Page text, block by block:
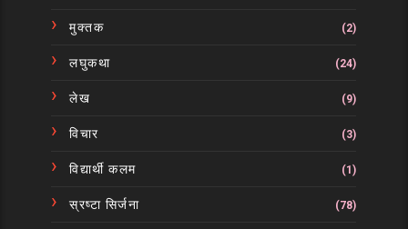
मुक्तक (2)
लघुकथा (24)
लेख (9)
विचार (3)
विद्यार्थी कलम (1)
स्रष्टा सिर्जना (78)